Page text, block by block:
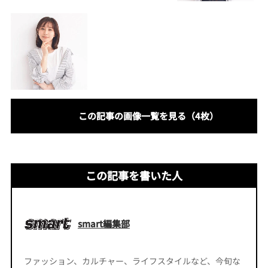
この記事の画像一覧を見る（4枚）
この記事を書いた人
smart編集部
ファッション、カルチャー、ライフスタイルなど、今旬な